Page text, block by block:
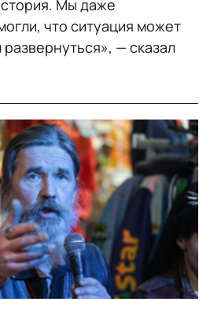
Мы даже
что ситуация может
— сказал